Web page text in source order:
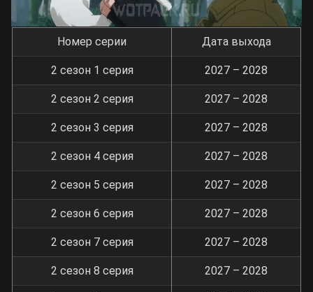
Номер серии Дата выхода
2 сезон 1 серия 2027 – 2028
2 сезон 2 серия 2027 – 2028
2 сезон 3 серия 2027 – 2028
2 сезон 4 серия 2027 – 2028
2 сезон 5 серия 2027 – 2028
2 сезон 6 серия 2027 – 2028
2 сезон 7 серия 2027 – 2028
2 сезон 8 серия 2027 – 2028